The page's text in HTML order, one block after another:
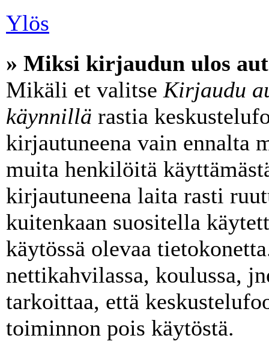
Ylös
» Miksi kirjaudun ulos
Mikäli et valitse Kirjaudu
käynnillä rastia
kirjautuneena vain ennalta
muita henkilöitä
kirjautuneena laita rasti
kuitenkaan suositella
käytössä olevaa
nettikahvilassa, koulussa,
tarkoittaa, että
toiminnon pois käytöstä.